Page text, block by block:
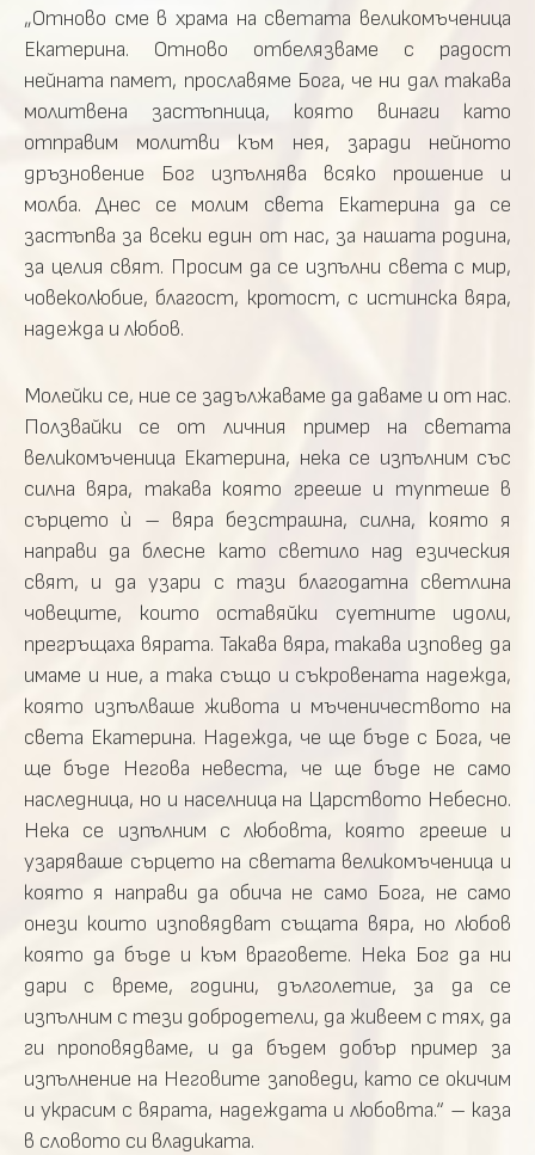
„Отново сме в храма на светата великомъченица
Екатерина. Отново отбелязваме с радост
нейната памет, прославяме Бога, че ни дал такава
молитвена застъпница, която винаги като
отправим молитви към нея, заради нейното
дръзновение Бог изпълнява всяко прошение и
молба. Днес се молим света Екатерина да се
застъпва за всеки един от нас, за нашата родина,
за целия свят. Просим да се изпълни света с мир,
човеколюбие, благост, кротост, с истинска вяра,
надежда и любов.
Молейки се, ние се задължаваме да даваме и от нас.
Ползвайки се от личния пример на светата
великомъченица Екатерина, нека се изпълним със
силна вяра, такава която грееше и туптеше в
сърцето ѝ – вяра безстрашна, силна, която я
направи да блесне като светило над езическия
свят, и да узари с тази благодатна светлина
човеците, които оставяйки суетните идоли,
прегръщаха вярата. Такава вяра, такава изповед да
имаме и ние, а така също и съкровената надежда,
която изпълваше живота и мъченичеството на
света Екатерина. Надежда, че ще бъде с Бога, че
ще бъде Негова невеста, че ще бъде не само
наследница, но и населница на Царството Небесно.
Нека се изпълним с любовта, която грееше и
узаряваше сърцето на светата великомъченица и
която я направи да обича не само Бога, не само
онези които изповядват същата вяра, но любов
която да бъде и към враговете. Нека Бог да ни
дари с време, години, дълголетие, за да се
изпълним с тези добродетели, да живеем с тях, да
ги проповядваме, и да бъдем добър пример за
изпълнение на Неговите заповеди, като се окичим
и украсим с вярата, надеждата и любовта.“ – каза
в словото си владиката.